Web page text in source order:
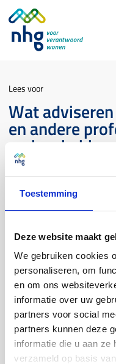
Toestemming
Deze website maakt
We gebruiken cookies
personaliseren, om
en om ons
informatie over uw
partners voor social
partners kunnen deze
informatie die u aan ze
verzameld op basis
Lees voor
Wat
en andere
maken
zorgen?
Woonlastenmonitor
Veel mensen met
zoeken niet uit zichzelf
groter dan de groep die
belangrijk dat we ons
woningeigenaren op tijd
geen achterstand op de
proberen we inzichten te
professionals.